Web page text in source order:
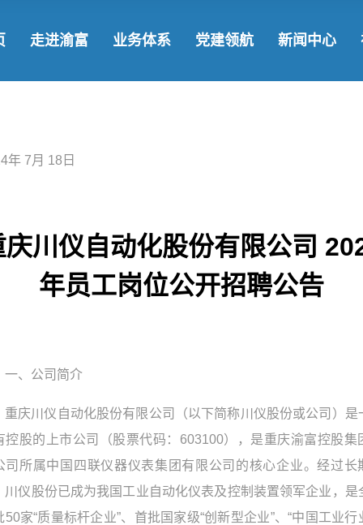
走进渝富
领导团队
业务体系 党建领航 新闻中心
了解渝富
发展战略
国企党建
年 7月 18日
庆川仪自动化股份有限公司
年员工岗位公开招聘公告
一、公司简介
重庆川仪自动化股份有限公司（以下简称川仪股份或公司）是
控股的上市公司（股票代码：603100），是重庆渝富控股集
司所属中国四联仪器仪表集团有限公司的核心企业。经过长
川仪股份已成为我国工业自动化仪表及控制装置领军企业，是
50家“质量标杆企业”、首批国家级“创新型企业”、“中国工业行